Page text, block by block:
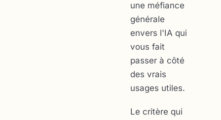
une méfiance
générale
envers l'IA qui
vous fait
passer à côté
des vrais
usages utiles.
Le critère qui